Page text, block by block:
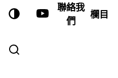
聯絡我
們
欄目